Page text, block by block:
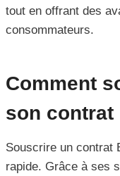
tout en offrant des
consommateurs.
Comment
son contrat
Souscrire un contrat
rapide. Grâce à ses